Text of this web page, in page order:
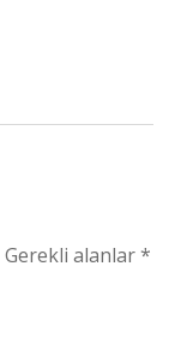
Gerekli alanlar*